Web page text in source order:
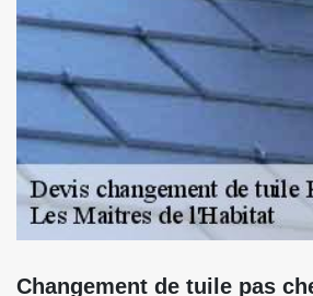
Changement de tuile pas